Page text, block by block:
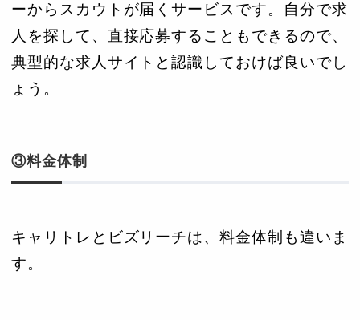
ーからスカウトが届くサービスです。自分で求
人を探して、直接応募することもできるので、
典型的な求人サイトと認識しておけば良いでし
ょう。
③料金体制
キャリトレとビズリーチは、料金体制も違いま
す。